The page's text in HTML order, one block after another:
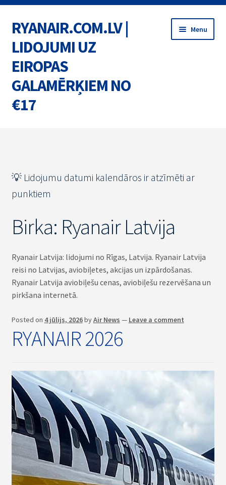
Skip
to
navigation
Skip
to
content
RYANAIR.COM.LV |
LIDOJUMI UZ
EIROPAS
GALAMĒRĶIEM NO
€17
Menu
MARŠRUTI
BAGĀŽA
REĢISTRĀCIJA
💡 Lidojumu datumi kalendāros ir atzīmēti ar
punktiem
Birka: Ryanair Latvija
Ryanair Latvija: lidojumi no Rīgas, Latvija. Ryanair Latvija
reisi no Latvijas, aviobiļetes, akcijas un izpārdošanas.
Ryanair Latvija aviobiļešu cenas, aviobiļešu rezervēšana un
pirkšana internetā.
Posted on 4 jūlijs, 2026byAir News — Leave a comment
RYANAIR 2026